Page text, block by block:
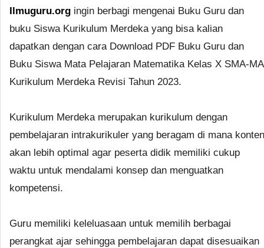
Ilmuguru.org ingin berbagi mengenai Buku Guru dan
buku Siswa Kurikulum Merdeka yang bisa kalian
dapatkan dengan cara Download PDF Buku Guru dan
Buku Siswa Mata Pelajaran Matematika Kelas X SMA-MA
Kurikulum Merdeka Revisi Tahun 2023.
Kurikulum Merdeka merupakan kurikulum dengan
pembelajaran intrakurikuler yang beragam di mana konten
akan lebih optimal agar peserta didik memiliki cukup
waktu untuk mendalami konsep dan menguatkan
kompetensi.
Guru memiliki keleluasaan untuk memilih berbagai
perangkat ajar sehingga pembelajaran dapat disesuaikan